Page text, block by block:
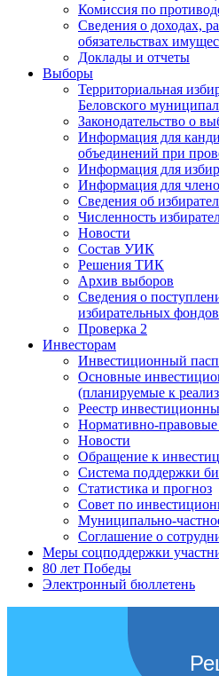
Комиссия по
Сведения о доходах,
обязательствах
Доклады и отчеты
Выборы
Территориальная
Беловского
Законодательство о
Информация для
объединений при
Информация для
Информация для
Сведения об
Численность
Новости
Состав УИК
Решения ТИК
Архив выборов
Сведения о
избирательных
Проверка 2
Инвесторам
Инвестиционный
Основные
(планируемые к
Реестр
Нормативно-
Новости
Обращение к
Система поддержки
Статистика и прогноз
Совет по
Муниципально-
Соглашение о
Меры соцподдержки
80 лет Победы
Электронный бюллетень